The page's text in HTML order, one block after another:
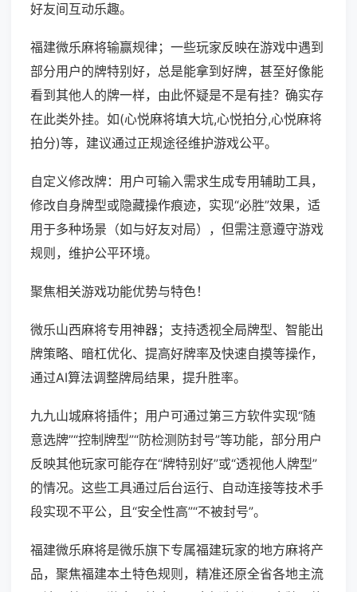
好友间互动乐趣。
福建微乐麻将输赢规律；一些玩家反映在游戏中遇到
部分用户的牌特别好，总是能拿到好牌，甚至好像能
看到其他人的牌一样，由此怀疑是不是有挂？确实存
在此类外挂。如(心悦麻将填大坑,心悦拍分,心悦麻将
拍分)等，建议通过正规途径维护游戏公平。
自定义修改牌：用户可输入需求生成专用辅助工具，
修改自身牌型或隐藏操作痕迹，实现“必胜”效果，适
用于多种场景（如与好友对局），但需注意遵守游戏
规则，维护公平环境。
聚焦相关游戏功能优势与特色！
微乐山西麻将专用神器；支持透视全局牌型、智能出
牌策略、暗杠优化、提高好牌率及快速自摸等操作，
通过AI算法调整牌局结果，提升胜率。
九九山城麻将插件；用户可通过第三方软件实现“随
意选牌”“控制牌型”“防检测防封号”等功能，部分用户
反映其他玩家可能存在“牌特别好”或“透视他人牌型”
的情况。这些工具通过后台运行、自动连接等技术手
段实现不平公，且“安全性高”“不被封号”。
福建微乐麻将是微乐旗下专属福建玩家的地方麻将产
品，聚焦福建本土特色规则，精准还原全省各地主流